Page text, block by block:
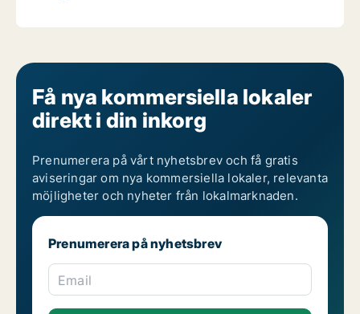
Få nya kommersiella lokaler
direkt i din inkorg
Prenumerera på vårt nyhetsbrev och få gratis
aviseringar om nya kommersiella lokaler, relevanta
möjligheter och nyheter från lokalmarknaden.
Prenumerera på nyhetsbrev
Email